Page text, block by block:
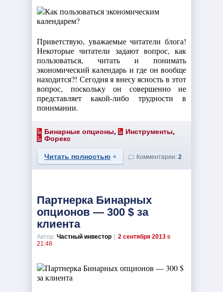
Приветствую, уважаемые читатели блога!
Некоторые читатели задают вопрос, как
пользоваться, читать и понимать
экономический календарь и где он вообще
находится?! Сегодня я внесу ясность в этот
вопрос, поскольку он совершенно не
представляет какой-либо трудности в
понимании.
Бинарные опционы, Инструменты,
Форекс
Читать полностью Комментарии: 2
Партнерка Бинарных
опционов — 300 $ за
клиента
Автор: Частный инвестор 2 сентября 2013 в
21:48